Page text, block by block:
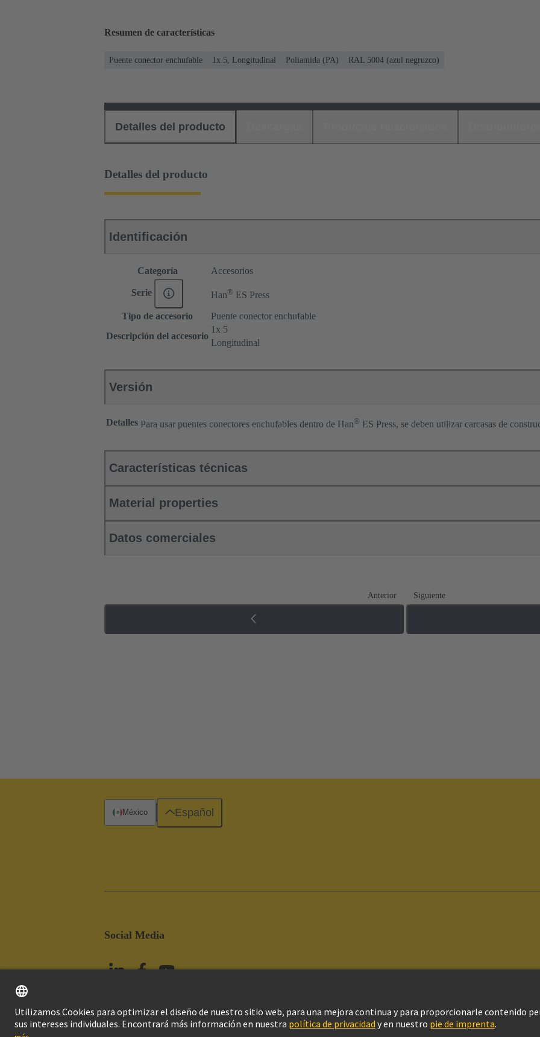
Resumen de características
Puente conector enchufable 1x 5, Longitudinal Poliamida (PA) RAL 5004 (azul negruzco)
Detalles del producto
Detalles del producto
Identificación
Categoría Accesorios
Serie Han® ES Press
Tipo de accesorio
Puente conector enchufable
Descripción del accesorio
1x 5
Longitudinal
Versión
Detalles Para usar puentes conectores enchufables dentro de Han® ES Press, se deben utilizar carcasas de
Características técnicas
Material properties
Datos comerciales
Anterior Siguiente
Social Media
México Español